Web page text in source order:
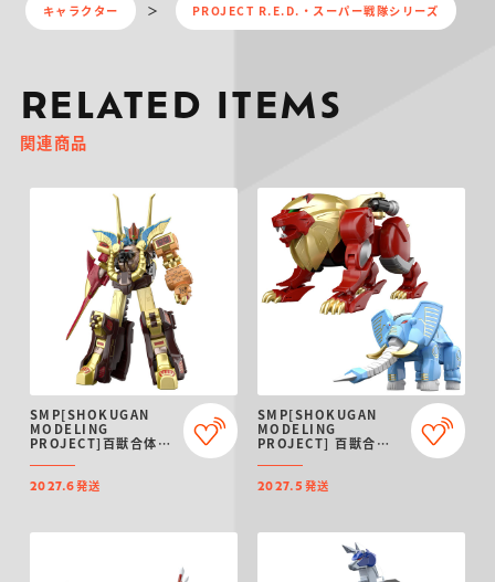
キャラクター PROJECT R.E.D.・スーパー戦隊シリーズ
RELATED ITEMS
関連商品
SMP[SHOKUGAN
MODELING
PROJECT]百獣合体
2027年6月発送】
2027.6発送
SMP[SHOKUGAN
MODELING
PROJECT] 百獣合体
レファント【再販：
2027年5月発送】
2027.5 発送